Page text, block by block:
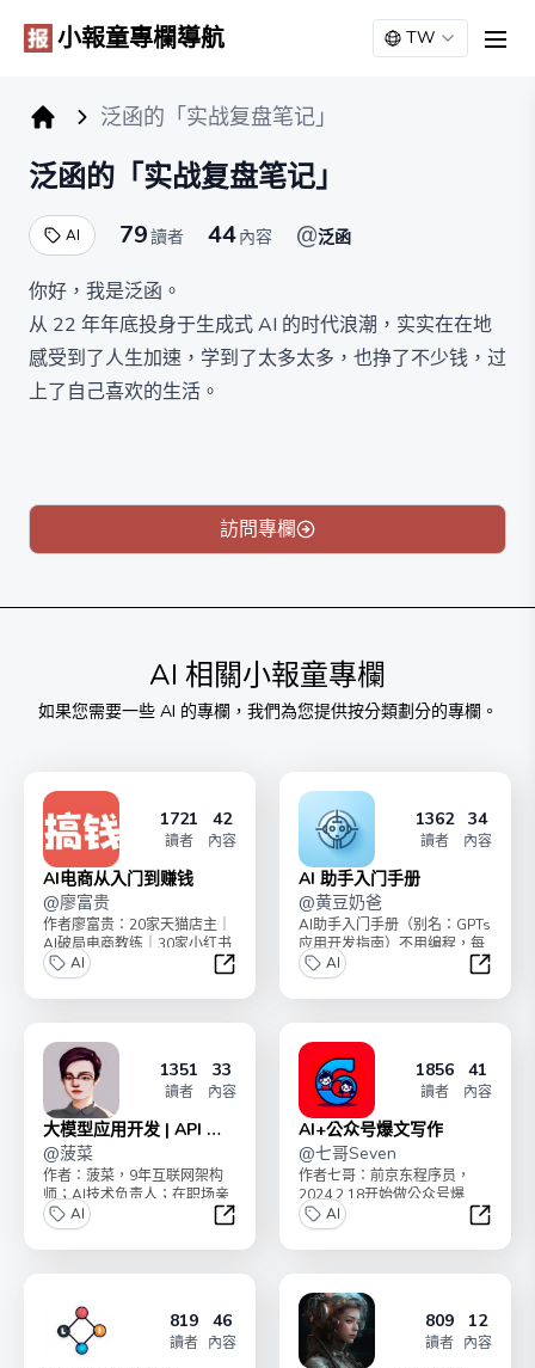
小報童專欄導航 TW
泛函的「实战复盘笔记」
泛函的「实战复盘笔记」
AI 79讀者 44內容 @泛函
你好，我是泛函。
从 22 年年底投身于生成式 AI 的时代浪潮，实实在在地
感受到了人生加速，学到了太多太多，也挣了不少钱，过
上了自己喜欢的生活。
所以，从那时到今天，一共在朋友圈写了将近 20 万字。
将这些内容精挑细选，去掉了过时的部分和自我批判后的
翻找比较麻烦，所以做了这么个专栏。
内容算免费的，收点整理的辛苦费，目前 19 元💰，每卖
出 50 份涨价 30 元💰。
通过我的内容挣到钱，共勉✊
訪問專欄
AI 相關小報童專欄
如果您需要一些 AI 的專欄，我們為您提供按分類劃分的專欄。
1721
讀者
42
內容
AI电商从入门到赚钱
@廖富贵
作者廖富贵：20家天猫店主｜
AI破局电商教练｜30家小红书
店铺老板，带领了2000+学员
副业搞钱。小...
AI
AI电商从入门到赚钱
1362
讀者
34
內容
AI 助手入门手册
@黄豆奶爸
AI助手入门手册（别名：GPTs
应用开发指南）不用编程，每
人都能搭建自己的AI机器人助
手，提高十倍生...
AI
AI 助
1351
讀者
33
內容
大模型应用开发 | API 实
操
@菠菜
作者：菠菜，9年互联网架构
师；AI技术负责人；在职场亲
手带出多个年入百万 P8+ 人
才；“AI破局俱...
AI
大模型应用开发 | API 实操
1856
讀者
41
內容
AI+公众号爆文写作
@七哥Seven
作者七哥：前京东程序员，
2024.2.18开始做公众号爆
文，4个月涨粉10000+， 流量
主变现4w...
AI
AI+公
819
讀者
46
內容
809
讀者
12
內容